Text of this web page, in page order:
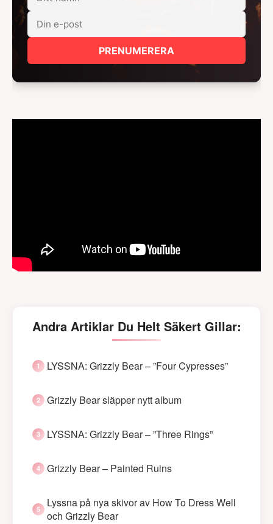
PRENUMERERA
Andra Artiklar Du Helt Säkert Gillar:
LYSSNA: Grizzly Bear – ”Four Cypresses”
Grizzly Bear släpper nytt album
LYSSNA: Grizzly Bear – ”Three Rings”
Grizzly Bear – Painted Ruins
Lyssna på nya skivor av How To Dress Well
och Grizzly Bear